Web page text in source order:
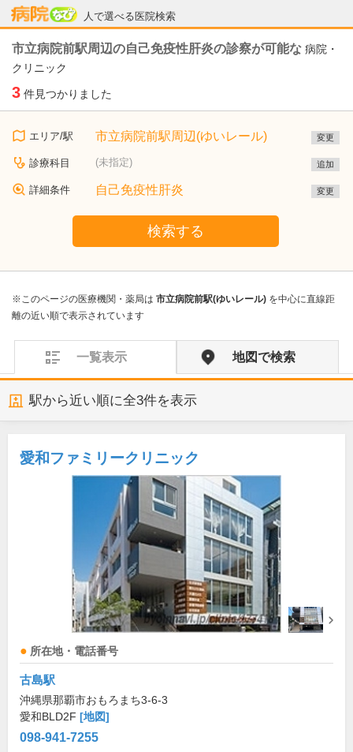
人で選べる医院検索
病院なび
市立病院前駅周辺の自己免疫性肝炎の診察が可能な 病院・
クリニック
3 件見つかりました
エリア/駅 市立病院前駅周辺(ゆいレール) 変更
診療科目 (未指定) 追加
詳細条件 自己免疫性肝炎 変更
検索する
※このページの医療機関・薬局は 市立病院前駅(ゆいレール) を中心に直線距
離の近い順で表示されています
一覧表示 地図で検索
駅から近い順に全3件を表示
愛和ファミリークリニック
所在地・電話番号
古島駅
沖縄県那覇市おもろまち3-6-3
愛和BLD2F [地図]
098-941-7255